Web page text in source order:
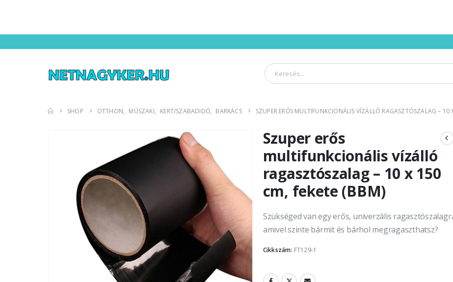
SHOP OTTHON, MŰSZAKI, KERT/SZABADIDŐ, BARKÁCS SZUPER ERŐS MULTIFUNKCIONÁLIS VÍZÁLLÓ RAGASZTÓSZALAG – 10
Szuper erős
multifunkcionális vízálló
ragasztószalag – 10 x 150
cm, fekete (BBM)
Szükséged van egy erős, univerzális
amivel szinte bármit és bárhol megragaszthatsz?
Cikkszám: FT129-1